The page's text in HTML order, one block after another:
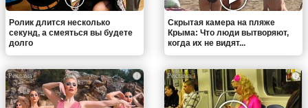
Ролик длится несколько
секунд, а смеяться вы будете
долго
Скрытая камера на пляже
Крыма: Что люди вытворяют,
когда их не видят...
i i